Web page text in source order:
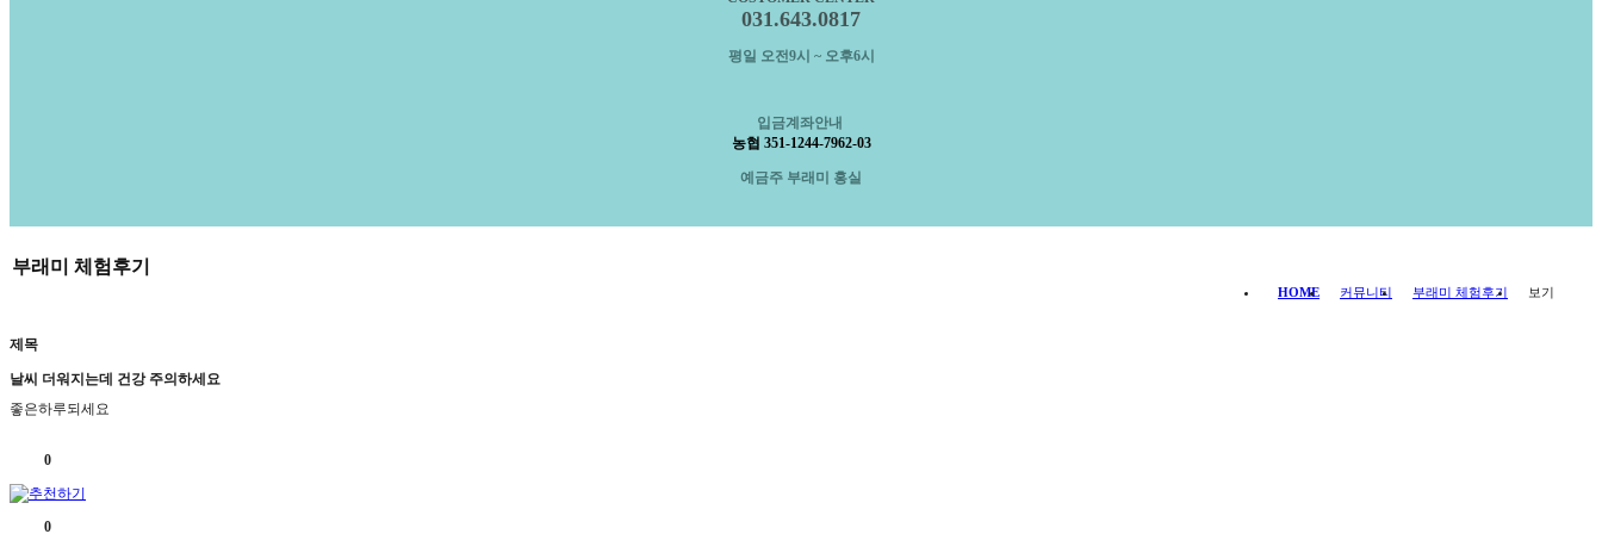
031.643.0817
평일 오전9시 ~ 오후6시
입금계좌안내
농협 351-1244-7962-03
예금주 부래미 홍실
부래미 체험후기
HOME 커뮤니티 부래미 체험후기 보기
제목
날씨 더워지는데 건강 주의하세요
좋은하루되세요
0
0